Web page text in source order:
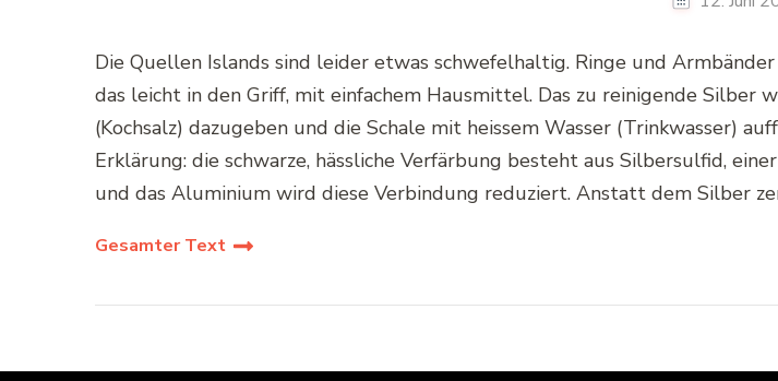
Die Quellen Islands sind leider etwas schwefelhaltig. Ringe und
das leicht in den Griff, mit einfachem Hausmittel. Das zu reinigende Silber
(Kochsalz) dazugeben und die Schale mit heissem Wasser (Trinkwasser)
Erklärung: die schwarze, hässliche Verfärbung besteht aus Silbersulfid,
und das Aluminium wird diese Verbindung reduziert. Anstatt dem Silber
Gesamter Text